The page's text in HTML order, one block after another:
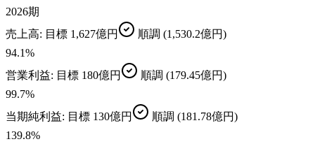
2026期
売上高: 目標 1,627億円 順調 (1,530.2億円)
94.1%
営業利益: 目標 180億円 順調 (179.45億円)
99.7%
当期純利益: 目標 130億円 順調 (181.78億円)
139.8%